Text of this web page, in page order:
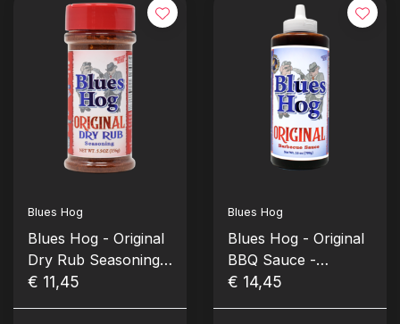
Blues Hog
Blues Hog - Original
Dry Rub Seasoning
(156gr-5,5oz)
€ 11,45
Blues Hog
Blues Hog - Original
BBQ Sauce -
Squeeze Bottle
€ 14,45